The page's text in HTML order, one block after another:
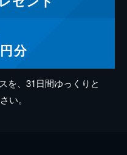
円分
を、31日間ゆっくりと
い。